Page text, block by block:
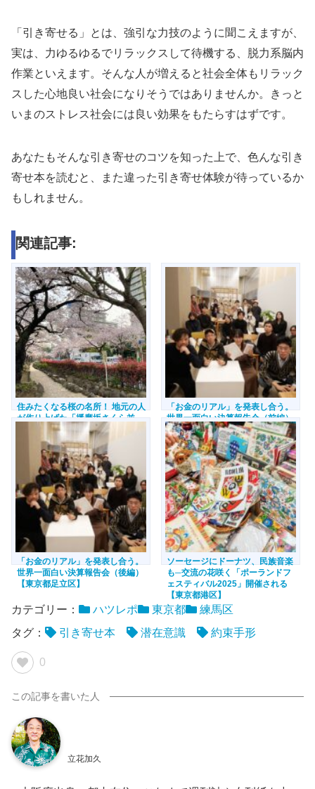
「引き寄せる」とは、強引な力技のように聞こえますが、
実は、力ゆるゆるでリラックスして待機する、脱力系脳内
作業といえます。そんな人が増えると社会全体もリラック
スした心地良い社会になりそうではありませんか。きっと
いまのストレス社会には良い効果をもたらすはずです。
あなたもそんな引き寄せのコツを知った上で、色んな引き
寄せ本を読むと、また違った引き寄せ体験が待っているか
もしれません。
関連記事:
住みたくなる桜の名所！ 地元の人
が作り上げた「播磨坂さくら並
木」【東京都文京区】
「お金のリアル」を発表し合う。
世界一面白い決算報告会（前編）
【東京都足立区】
「お金のリアル」を発表し合う。
世界一面白い決算報告会（後編）
【東京都足立区】
ソーセージにドーナツ、民族音楽
も─交流の花咲く「ポーランドフ
ェスティバル2025」開催される
【東京都港区】
カテゴリー： ハツレポ 東京都
練馬区
タグ：
引き寄せ本 潜在意識 約束手形
0
立花加久